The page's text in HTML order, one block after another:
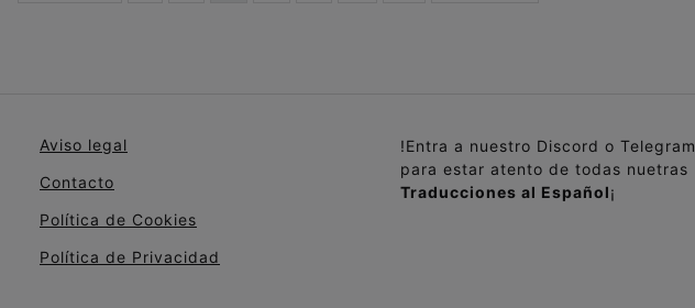
Aviso legal
Contacto
Política de Cookies
Política de Privacidad
!Entra a nuestro Discord o Telegram
para estar atento de todas nuetras
Traducciones al Español¡